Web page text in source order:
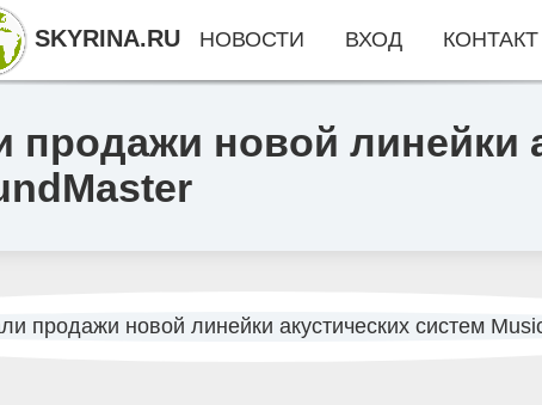
продажи новой линейки
SKYRINA.RU НОВОСТИ ВХОД КОНТАКТ